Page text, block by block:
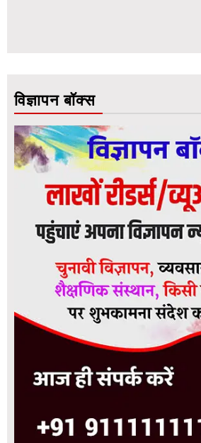
विज्ञापन बॉक्स